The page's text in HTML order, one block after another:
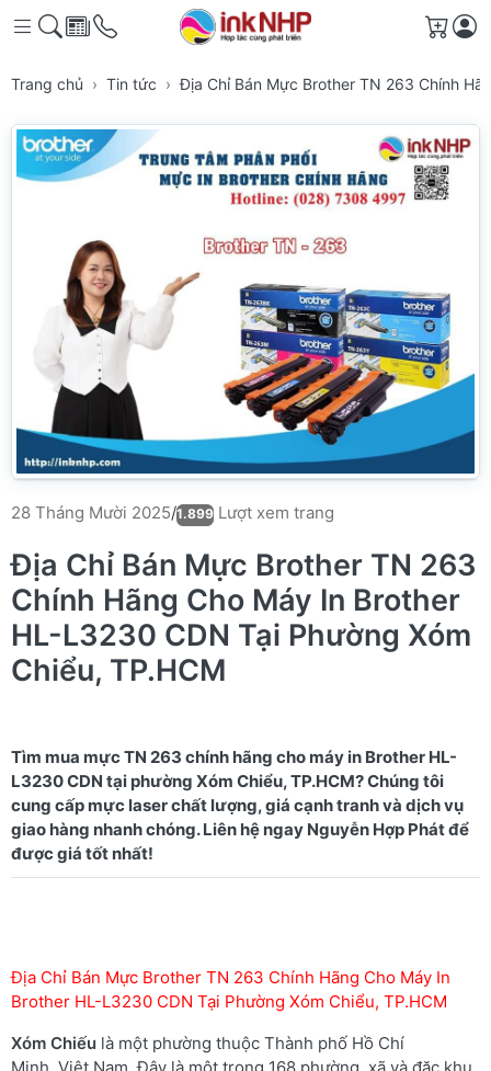
Giỏ
Trang chủ Tin tức Địa Chỉ Bán Mực Brother TN 263 Chính
28 Tháng Mười 2025/1.899 Lượt xem trang
Địa Chỉ Bán Mực Brother TN 263
Chính Hãng Cho Máy In Brother
HL-L3230 CDN Tại Phường Xóm
Chiểu, TP.HCM
Tìm mua mực TN 263 chính hãng cho máy in Brother HL-
L3230 CDN tại phường Xóm Chiểu, TP.HCM? Chúng tôi
cung cấp mực laser chất lượng, giá cạnh tranh và dịch vụ
giao hàng nhanh chóng. Liên hệ ngay Nguyễn Hợp Phát để
Địa Chỉ Bán Mực Brother TN 263 Chính Hãng Cho Máy In
Brother HL-L3230 CDN Tại Phường Xóm Chiểu, TP.HCM
Xóm Chiếu là một phường thuộc Thành phố Hồ Chí
Minh, Việt Nam. Đây là một trong 168 phường, xã và đặc khu